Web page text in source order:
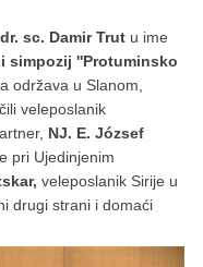
dr. sc. Damir Trut u ime
simpozij ''Protuminsko
održava u Slanom,
veleposlanik
NJ. E. József
pri Ujedinjenim
veleposlanik Sirije u
drugi strani i domaći